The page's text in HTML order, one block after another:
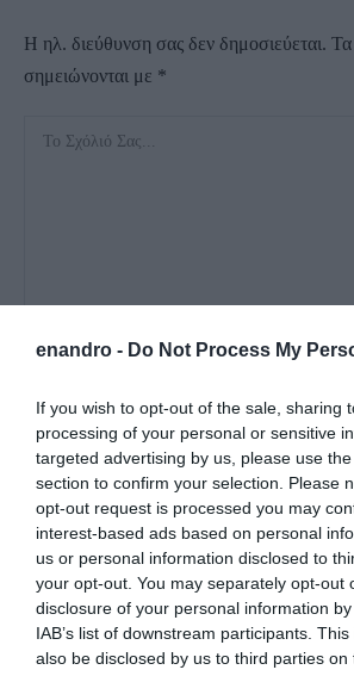
enandro - Do Not Process My
If you wish to opt-out of the sale, sharing
processing of your personal or sensitive
targeted advertising by us, please use
section to confirm your selection. Please
opt-out request is processed you may
interest-based ads based on personal
us or personal information disclosed to
your opt-out. You may separately opt-out
disclosure of your personal information
IAB’s list of downstream participants.
also be disclosed by us to third parties on
Η ηλ. διεύθυνση σας δεν δημοσιεύεται. Τα
σημειώνονται με *
Αποθήκευσε το όνομά μου, email, και
αυτόν τον πλοηγό για την επόμενη φορά